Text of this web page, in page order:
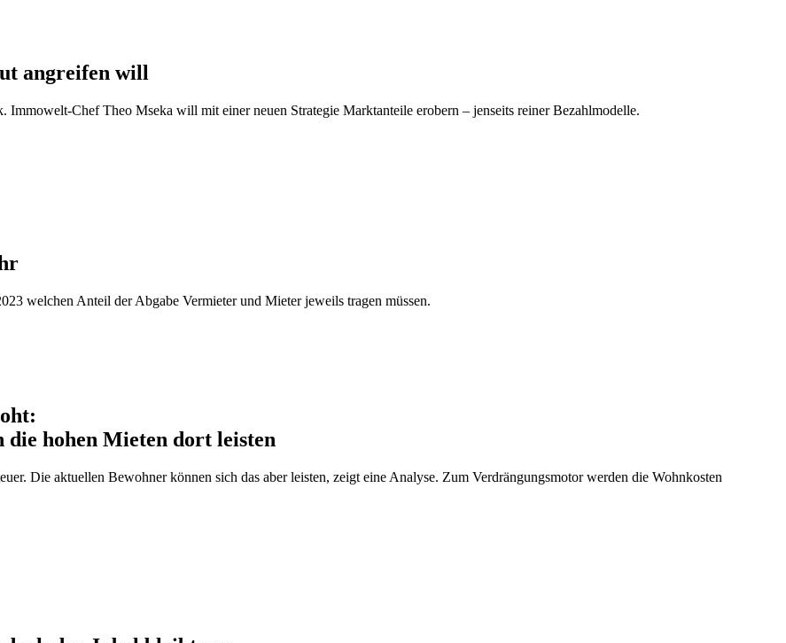
angreifen will
Chef Theo Mseka will mit einer neuen Strategie Marktanteile erobern – jenseits reiner Bezahlmodelle.
welchen Anteil der Abgabe Vermieter und Mieter jeweils tragen müssen.
hohen Mieten dort leisten
Die aktuellen Bewohner können sich das aber leisten, zeigt eine Analyse. Zum Verdrängungsmotor werden die Wohnkosten